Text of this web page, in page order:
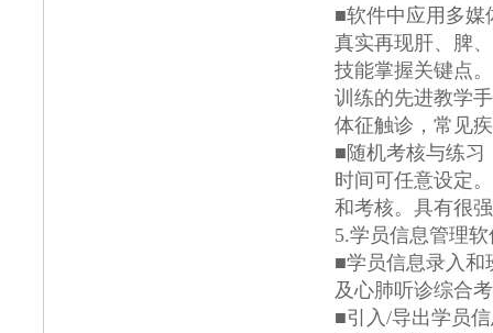
■软件中应用多媒
真实再现肝、脾
技能掌握关键点
训练的先进教学
体征触诊，常见
■随机考核与练习
时间可任意设定
和考核。具有很
5.学员信息管理
■学员信息录入和
及心肺听诊综合
■引入/导出学员